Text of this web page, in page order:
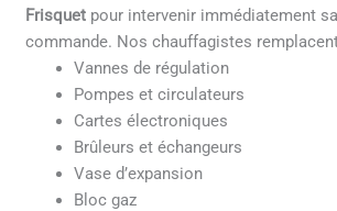
Frisquet pour intervenir immédiatement
commande. Nos chauffagistes
Vannes de régulation
Pompes et circulateurs
Cartes électroniques
Brûleurs et échangeurs
Vase d’expansion
Bloc gaz